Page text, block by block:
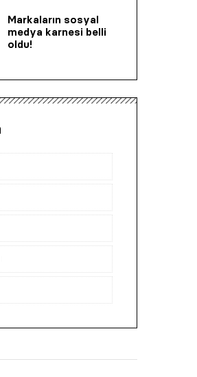
Markaların sosyal
medya karnesi belli
oldu!